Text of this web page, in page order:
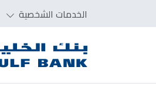
الخدمات الشخصية